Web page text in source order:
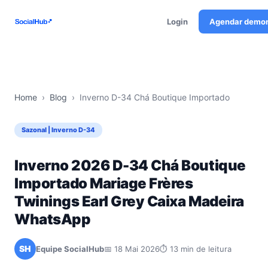
Login Agendar
Home › Blog › Inverno D-34 Chá Boutique Importado
Sazonal | Inverno D-34
Inverno 2026 D-34 Chá Boutique
Importado Mariage Frères
Twinings Earl Grey Caixa Madeira
WhatsApp
SH Equipe SocialHub📅 18 Mai 2026⏱ 13 min de leitura